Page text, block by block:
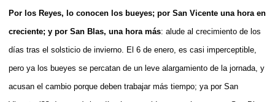
Por los Reyes, lo conocen los bueyes; por San Vicente una hora en
creciente; y por San Blas, una hora más: alude al crecimiento de los
días tras el solsticio de invierno. El 6 de enero, es casi imperceptible,
pero ya los bueyes se percatan de un leve alargamiento de la jornada, y
acusan el cambio porque deben trabajar más tiempo; ya por San